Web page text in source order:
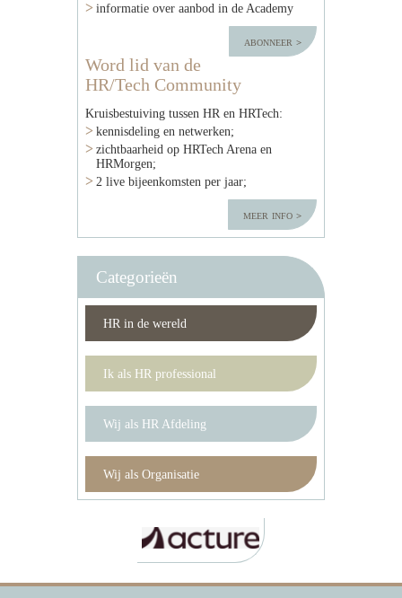
informatie over aanbod in de Academy
abonneer
Word lid van de
HR/Tech Community
Kruisbestuiving tussen HR en HRTech:
kennisdeling en netwerken;
zichtbaarheid op HRTech Arena en
HRMorgen;
2 live bijeenkomsten per jaar;
meer info
Categorieën
HR in de wereld
Ik als HR professional
Wij als HR Afdeling
Wij als Organisatie